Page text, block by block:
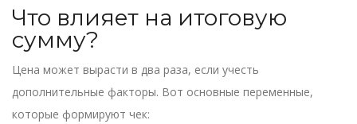
Что влияет на итоговую
сумму?
Цена может вырасти в два раза, если учесть
дополнительные факторы. Вот основные переменные,
которые формируют чек: